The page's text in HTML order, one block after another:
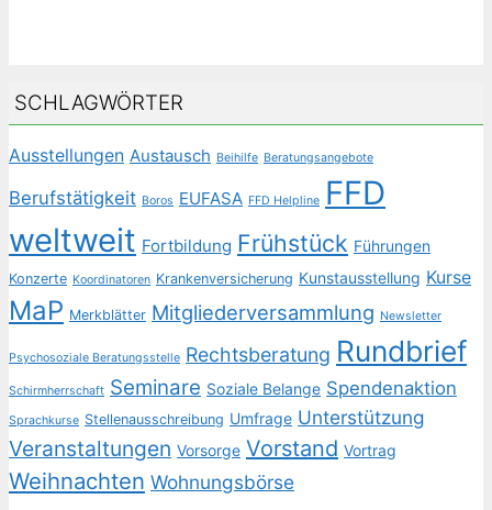
SCHLAGWÖRTER
Ausstellungen Austausch Beihilfe Beratungsangebote
Berufstätigkeit Boros EUFASA FFD Helpline FFD
weltweit Fortbildung Frühstück Führungen
Konzerte Koordinatoren Krankenversicherung Kunstausstellung Kurse
MaP Merkblätter Mitgliederversammlung Newsletter
Psychosoziale Beratungsstelle Rechtsberatung Rundbrief
Schirmherrschaft Seminare Soziale Belange Spendenaktion
Sprachkurse Stellenausschreibung Umfrage Unterstützung
Veranstaltungen Vorsorge Vorstand Vortrag
Weihnachten Wohnungsbörse